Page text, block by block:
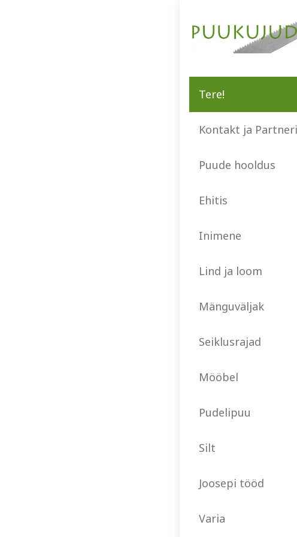
Tere!
Kontakt ja
Puude hooldus
Ehitis
Inimene
Lind ja loom
Mänguväljak
Seiklusrajad
Mööbel
Pudelipuu
Silt
Joosepi tööd
Varia